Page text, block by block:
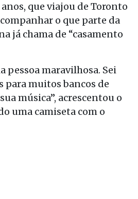
que viajou de Toronto
o que parte da
já chama de “casamento
pessoa maravilhosa. Sei
para muitos bancos de
música”, acrescentou o
uma camiseta com o